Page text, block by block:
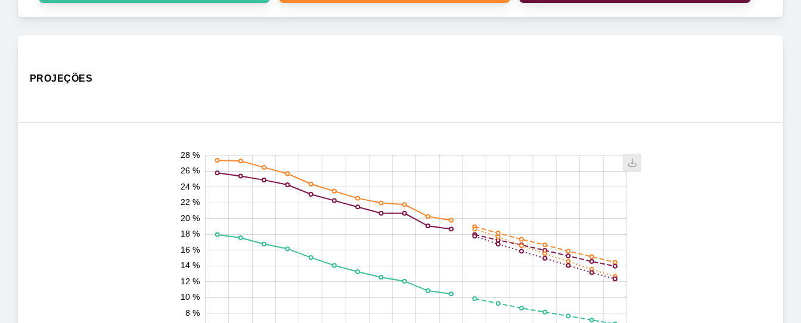
PROJEÇÕES
8 %
10 %
12 %
14 %
16 %
18 %
20 %
22 %
24 %
26 %
28 %